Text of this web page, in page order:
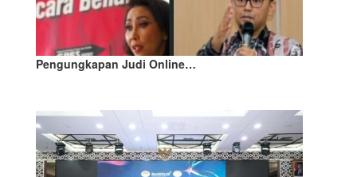
Pengungkapan Judi Online…